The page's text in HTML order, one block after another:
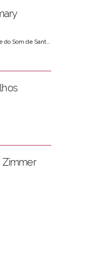
MISS - Museu da Imagem e do Som de Santos
Zimmer